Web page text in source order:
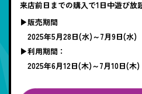
来店前日までの購入で1日中遊び放
▶販売期間
2025年5月28日(水)～7月9日(水)
▶利用期間：
2025年6月12日(木)～7月10日(木)